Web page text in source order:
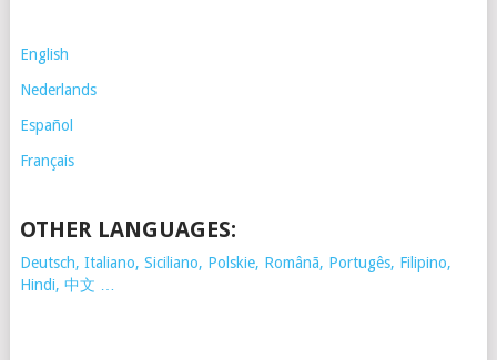
English
Nederlands
Español
Français
OTHER LANGUAGES:
Deutsch, Italiano, Siciliano, Polskie, Românã, Portugês, Filipino,
Hindi, 中文 …